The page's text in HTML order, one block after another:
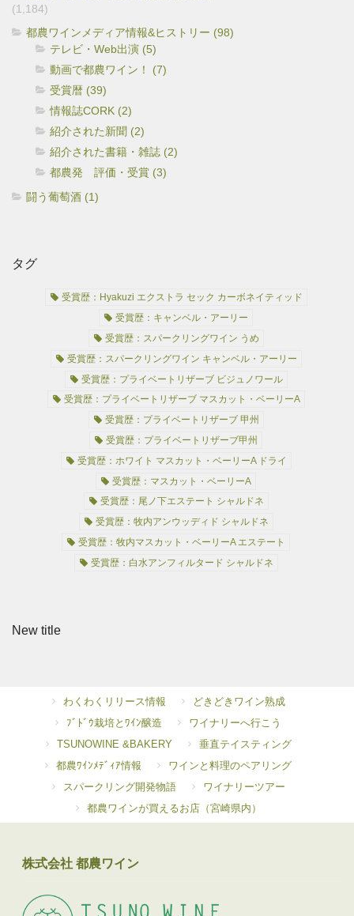
(1,184)
都農ワインメディア情報&ヒストリー (98)
テレビ・Web出演 (5)
動画で都農ワイン！ (7)
受賞暦 (39)
情報誌CORK (2)
紹介された新聞 (2)
紹介された書籍・雑誌 (2)
都農発 評価・受賞 (3)
闘う葡萄酒 (1)
タグ
受賞歴：Hyakuzi エクストラ セック カーボネイティッド
受賞歴：キャンベル・アーリー
受賞歴：スパークリングワイン うめ
受賞歴：スパークリングワイン キャンベル・アーリー
受賞歴：プライベートリザーブ ビジュノワール
受賞歴：プライベートリザーブ マスカット・ベーリーA
受賞歴：プライベートリザーブ 甲州
受賞歴：プライベートリザーブ甲州
受賞歴：ホワイト マスカット・ベーリーA ドライ
受賞歴：マスカット・ベーリーA
受賞歴：尾ノ下エステート シャルドネ
受賞歴：牧内アンウッディド シャルドネ
受賞歴：牧内マスカット・ベーリーA エステート
受賞歴：白水アンフィルタード シャルドネ
New title
わくわくリリース情報
どきどきワイン熟成
ﾌﾞﾄﾞｳ栽培とﾜｲﾝ醸造
ワイナリーへ行こう
TSUNOWINE &BAKERY
垂直テイスティング
都農ﾜｲﾝﾒﾃﾞｨｱ情報
ワインと料理のペアリング
スパークリング開発物語
ワイナリーツアー
都農ワインが買えるお店（宮崎県内）
株式会社 都農ワイン